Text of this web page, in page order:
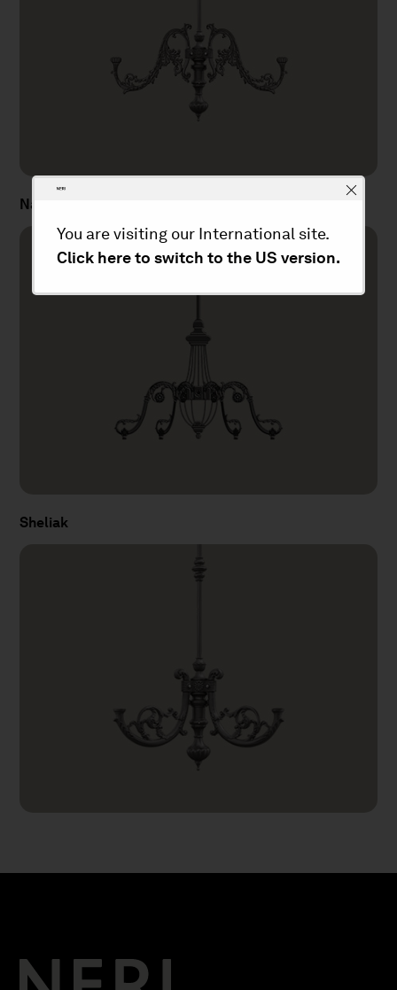
Nashira
Sheliak
You are visiting our International site.
Click here to switch to the US version.